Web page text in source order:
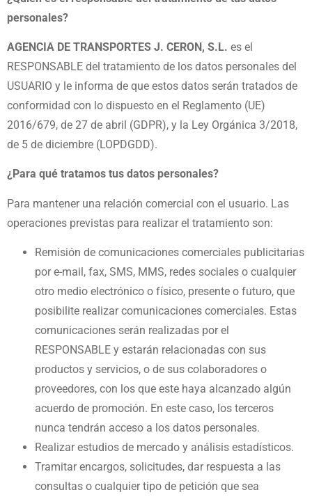
personales?
AGENCIA DE TRANSPORTES J. CERON, S.L. es el
RESPONSABLE del tratamiento de los datos personales del
USUARIO y le informa de que estos datos serán tratados de
conformidad con lo dispuesto en el Reglamento (UE)
2016/679, de 27 de abril (GDPR), y la Ley Orgánica 3/2018,
de 5 de diciembre (LOPDGDD).
¿Para qué tratamos tus datos personales?
Para mantener una relación comercial con el usuario. Las
operaciones previstas para realizar el tratamiento son:
Remisión de comunicaciones comerciales publicitarias
por e-mail, fax, SMS, MMS, redes sociales o cualquier
otro medio electrónico o físico, presente o futuro, que
posibilite realizar comunicaciones comerciales. Estas
comunicaciones serán realizadas por el
RESPONSABLE y estarán relacionadas con sus
productos y servicios, o de sus colaboradores o
proveedores, con los que este haya alcanzado algún
acuerdo de promoción. En este caso, los terceros
nunca tendrán acceso a los datos personales.
Realizar estudios de mercado y análisis estadísticos.
Tramitar encargos, solicitudes, dar respuesta a las
consultas o cualquier tipo de petición que sea